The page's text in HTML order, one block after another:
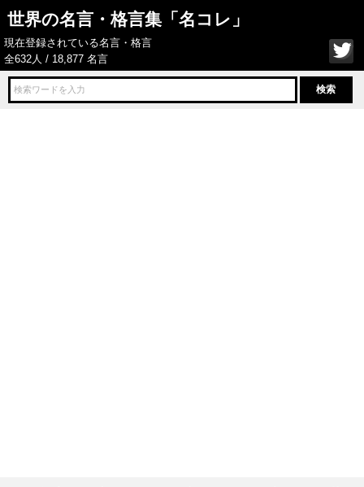
世界の名言・格言集「名コレ」
現在登録されている名言・格言
全632人 / 18,877 名言